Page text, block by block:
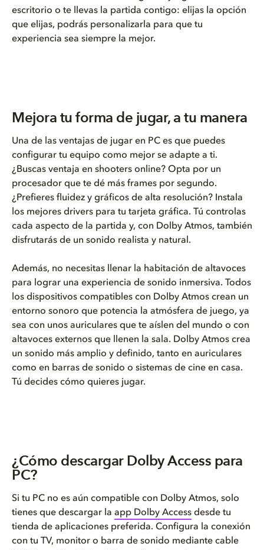
escritorio o te llevas la partida contigo: elijas la opción
que elijas, podrás personalizarla para que tu
experiencia sea siempre la mejor.
Mejora tu forma de jugar, a tu manera
Una de las ventajas de jugar en PC es que puedes
configurar tu equipo como mejor se adapte a ti.
¿Buscas ventaja en shooters online? Opta por un
procesador que te dé más frames por segundo.
¿Prefieres fluidez y gráficos de alta resolución? Instala
los mejores drivers para tu tarjeta gráfica. Tú controlas
cada aspecto de la partida y, con Dolby Atmos, también
disfrutarás de un sonido realista y natural.
Además, no necesitas llenar la habitación de altavoces
para lograr una experiencia de sonido inmersiva. Todos
los dispositivos compatibles con Dolby Atmos crean un
entorno sonoro que potencia la atmósfera de juego, ya
sea con unos auriculares que te aíslen del mundo o con
altavoces externos que llenen la sala. Dolby Atmos crea
un sonido más amplio y definido, tanto en auriculares
como en barras de sonido o sistemas de cine en casa.
Tú decides cómo quieres jugar.
¿Cómo descargar Dolby Access para
PC?
Si tu PC no es aún compatible con Dolby Atmos, solo
tienes que descargar la app Dolby Access desde tu
tienda de aplicaciones preferida. Configura la conexión
con tu TV, monitor o barra de sonido mediante cable